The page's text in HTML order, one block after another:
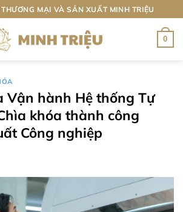
MẠI VÀ SẢN XUẤT MINH TRIỆU
0
Vận hành Hệ thống Tự
khóa thành công
Công nghiệp